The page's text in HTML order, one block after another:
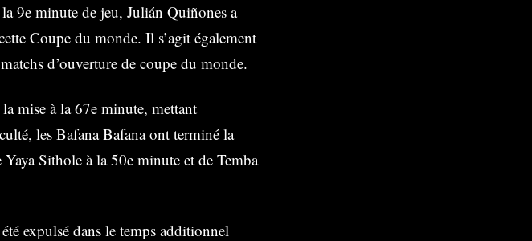
9e minute de jeu, Julián Quiñones a
Coupe du monde. Il s’agit également
d’ouverture de coupe du monde.
mise à la 67e minute, mettant
les Bafana Bafana ont terminé la
Sithole à la 50e minute et de Temba
expulsé dans le temps additionnel